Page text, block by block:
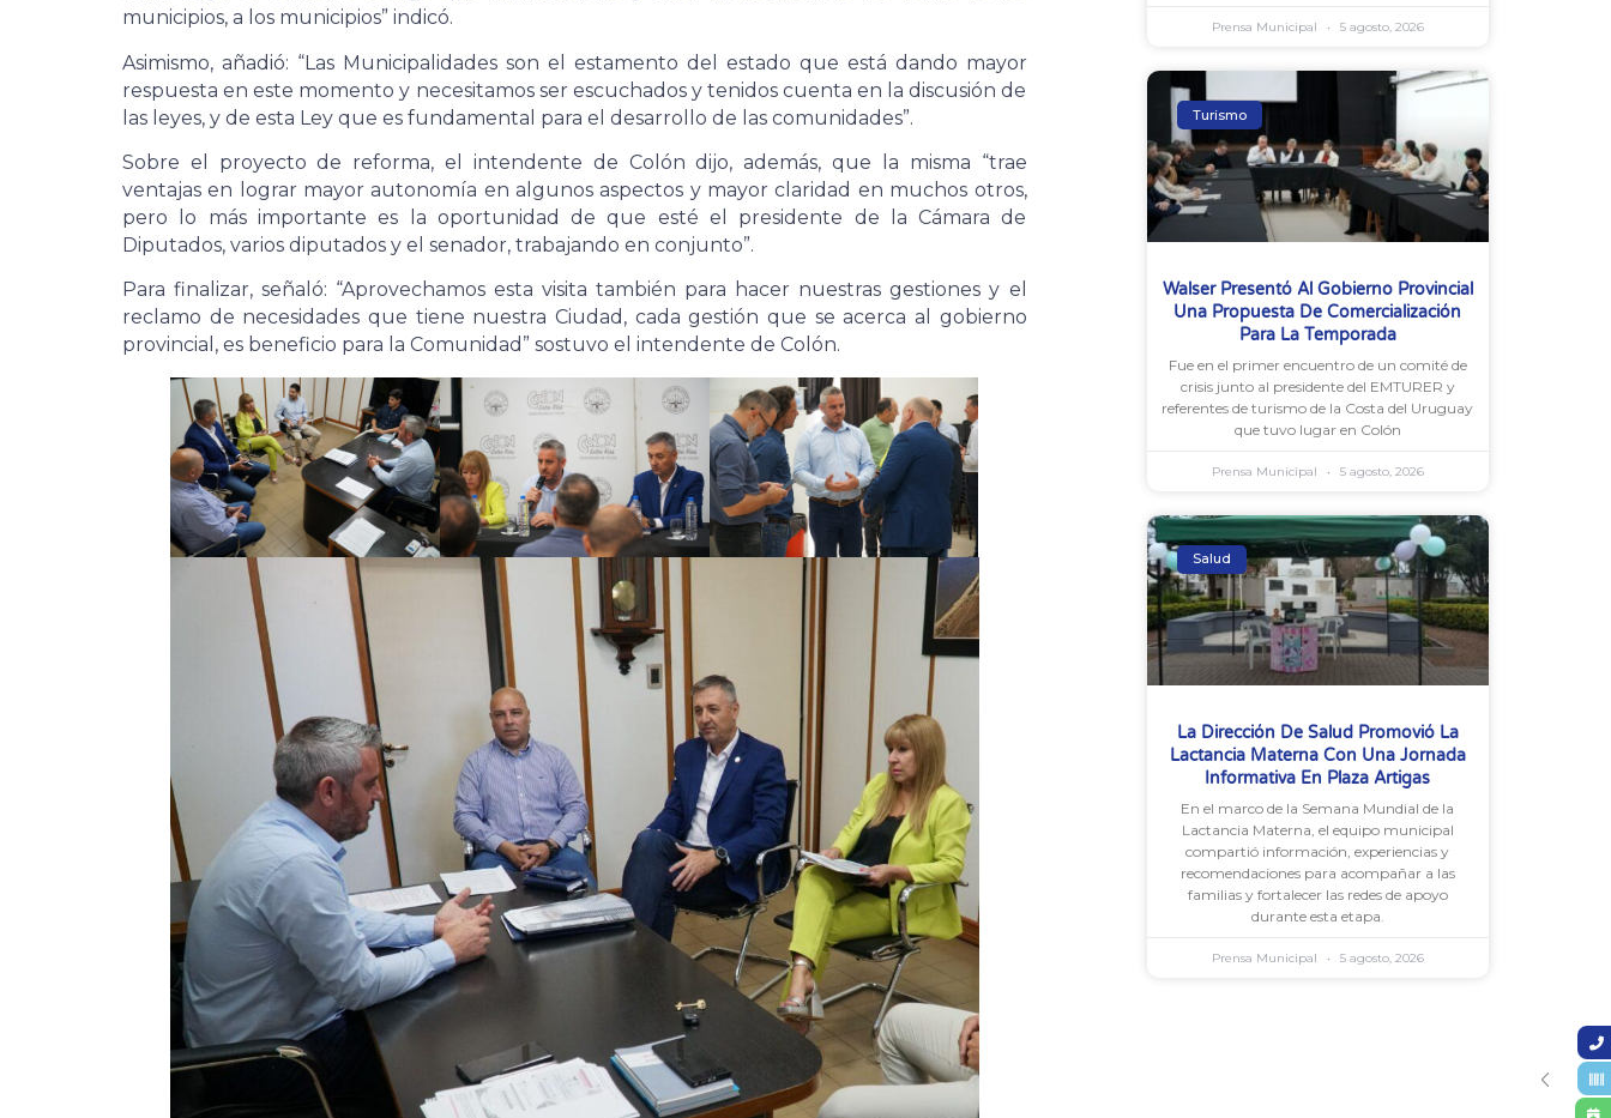
municipios, a los municipios” indicó.
Asimismo, añadió: “Las Municipalidades son el estamento del estado que está dando mayor
respuesta en este momento y necesitamos ser escuchados y tenidos cuenta en la discusión de
las leyes, y de esta Ley que es fundamental para el desarrollo de las comunidades”.
Sobre el proyecto de reforma, el intendente de Colón dijo, además, que la misma “trae
ventajas en lograr mayor autonomía en algunos aspectos y mayor claridad en muchos otros,
pero lo más importante es la oportunidad de que esté el presidente de la Cámara de
Diputados, varios diputados y el senador, trabajando en conjunto”.
Para finalizar, señaló: “Aprovechamos esta visita también para hacer nuestras gestiones y el
reclamo de necesidades que tiene nuestra Ciudad, cada gestión que se acerca al gobierno
provincial, es beneficio para la Comunidad” sostuvo el intendente de Colón.
Prensa Municipal 5 agosto, 2026
Turismo
Walser Presentó Al Gobierno Provincial
Una Propuesta De Comercialización
Para La Temporada
Fue en el primer encuentro de un comité de
crisis junto al presidente del EMTURER y
referentes de turismo de la Costa del Uruguay
que tuvo lugar en Colón
Prensa Municipal 5 agosto, 2026
Salud
La Dirección De Salud Promovió La
Lactancia Materna Con Una Jornada
Informativa En Plaza Artigas
En el marco de la Semana Mundial de la
Lactancia Materna, el equipo municipal
compartió información, experiencias y
recomendaciones para acompañar a las
familias y fortalecer las redes de apoyo
durante esta etapa.
Prensa Municipal 5 agosto, 2026